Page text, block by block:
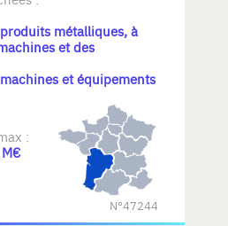
métalliques, à
et des
et équipements
:
N°47244